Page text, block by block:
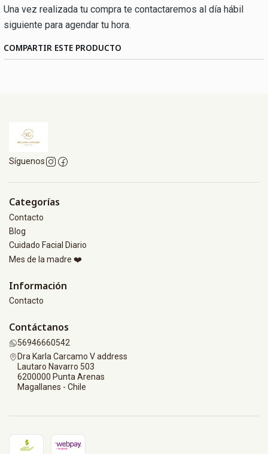
Una vez realizada tu compra te contactaremos al día hábil
siguiente para agendar tu hora.
COMPARTIR ESTE PRODUCTO
Síguenos
Categorías
Contacto
Blog
Cuidado Facial Diario
Mes de la madre ❤️
Información
Contacto
Contáctanos
56946660542
Dra Karla Carcamo V address
Lautaro Navarro 503
6200000 Punta Arenas
Magallanes - Chile